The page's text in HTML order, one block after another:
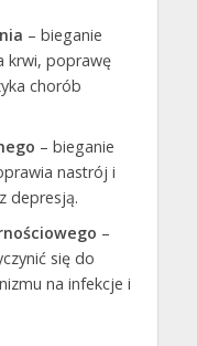
– bieganie
krwi, poprawę
chorób
– bieganie
nastrój i
depresją.
–
się do
na infekcje i